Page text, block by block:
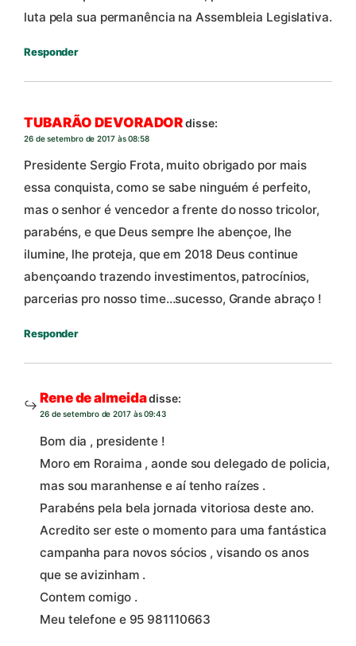
luta pela sua permanência na Assembleia Legislativa.
Responder
TUBARÃO DEVORADORdisse:
26 de setembro de 2017 às 08:58
Presidente Sergio Frota, muito obrigado por mais
essa conquista, como se sabe ninguém é perfeito,
mas o senhor é vencedor a frente do nosso tricolor,
parabéns, e que Deus sempre lhe abençoe, lhe
ilumine, lhe proteja, que em 2018 Deus continue
abençoando trazendo investimentos, patrocínios,
parcerias pro nosso time…sucesso, Grande abraço !
Responder
Rene de almeidadisse:
26 de setembro de 2017 às 09:43
Bom dia , presidente !
Moro em Roraima , aonde sou delegado de policia,
mas sou maranhense e aí tenho raízes .
Parabéns pela bela jornada vitoriosa deste ano.
Acredito ser este o momento para uma fantástica
campanha para novos sócios , visando os anos
que se avizinham .
Contem comigo .
Meu telefone e 95 981110663